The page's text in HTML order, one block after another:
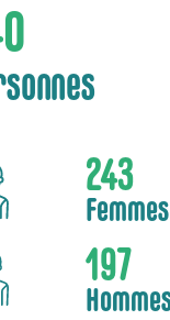
243
Femmes
197